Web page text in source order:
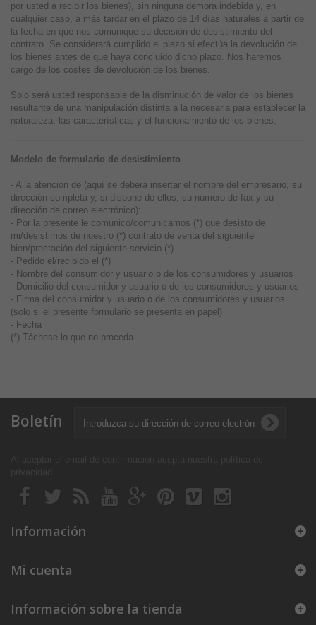
por usted a recibir los bienes), sin ninguna demora indebida y, en
cualquier caso, a más tardar en el plazo de 14 días naturales a partir de
la fecha en que nos comunique su decisión de desistimiento del
contrato. Se considerará cumplido el plazo si efectúa la devolución de
los bienes antes de que haya concluido dicho plazo. Nos haremos
cargo de los costes de devolución de los bienes.
Solo será usted responsable de la disminución de valor de los bienes
resultante de una manipulación distinta a la necesaria para establecer la
naturaleza, las características y el funcionamiento de los bienes.
Modelo de formulario de desistimiento
- A la atención de (aquí se deberá insertar el nombre del empresario, su
dirección completa y, si dispone de ellos, su número de fax y su
dirección de correo electrónico):
- Por la presente le comunico/comunicamos (*) que desisto de
mi/desistimos de nuestro (*) contrato de venta del siguiente
bien/prestación del siguiente servicio (*)
- Pedido el/recibido el (*)
- Nombre del consumidor y usuario o de los consumidores y usuarios
- Domicilio del consumidor y usuario o de los consumidores y usuarios
- Firma del consumidor y usuario o de los consumidores y usuarios
(solo si el presente formulario se presenta en papel)
- Fecha
(*) Táchese lo que no proceda.
Boletín
Información
Mi cuenta
Información sobre la tienda